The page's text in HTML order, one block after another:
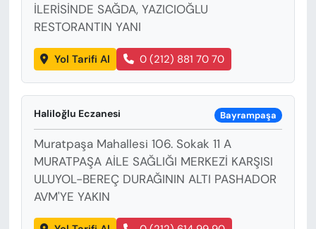
İLERİSİNDE SAĞDA, YAZICIOĞLU
RESTORANTIN YANI
Yol Tarifi Al 0 (212) 881 70 70
Haliloğlu Eczanesi Bayrampaşa
Muratpaşa Mahallesi 106. Sokak 11 A
MURATPAŞA AİLE SAĞLIĞI MERKEZİ KARŞISI
ULUYOL-BEREÇ DURAĞININ ALTI PASHADOR
AVM'YE YAKIN